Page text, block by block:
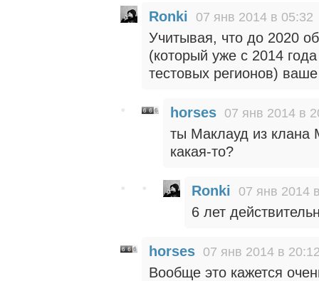
Ronki 07 янв 2014 в 05:32
Учитывая, что до 2020
(который уже с 2014
тестовых регионов)
horses 07 янв 2014 в
ты Маклауд из клана
какая-то?
Ronki 07 янв 2014
6 лет
horses 07 янв 2014 в
Вообще это кажется